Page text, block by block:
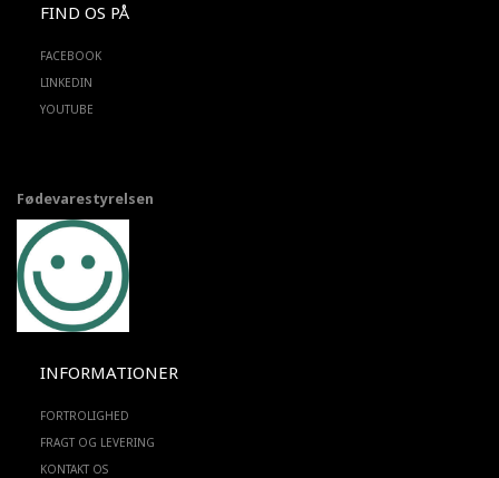
FIND OS PÅ
FACEBOOK
LINKEDIN
YOUTUBE
Fødevarestyrelsen
INFORMATIONER
FORTROLIGHED
FRAGT OG LEVERING
KONTAKT OS